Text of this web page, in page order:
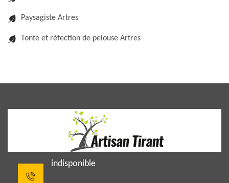
Paysagiste Artres
Tonte et réfection de pelouse Artres
indisponible